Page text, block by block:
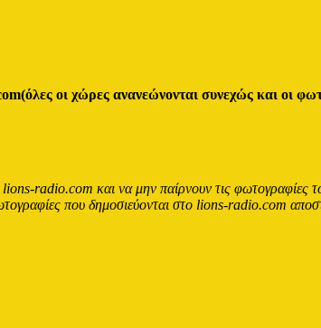
οι χώρες ανανεώνονται συνεχώς και οι
radio.com και να μην παίρνουν τις φωτογραφίες
που δημοσιεύονται στο lions-radio.com